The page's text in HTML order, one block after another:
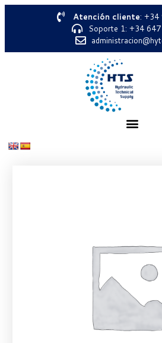
Atención cliente: +34
Soporte 1: +34